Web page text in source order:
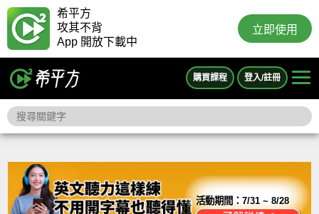
希平方
攻其不背
App 開放下載中
立即使用
購買課程 登入/註冊
活動期間：7/31 ~ 8/28